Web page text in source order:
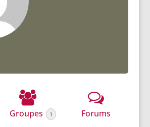
Groupes 1 Forums